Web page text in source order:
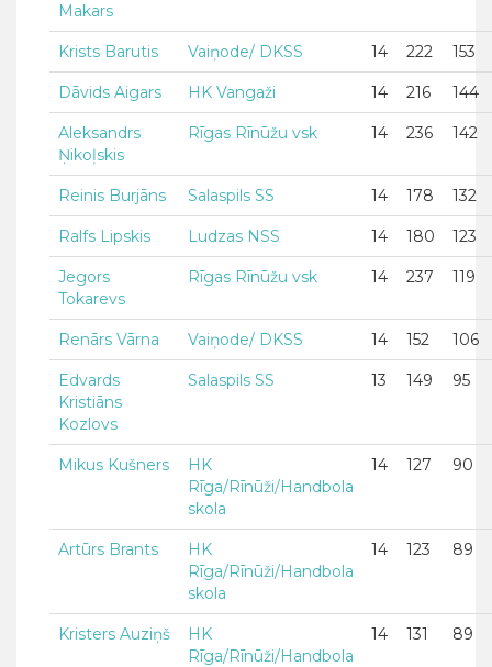
Makars
Krists Barutis Vaiņode/ DKSS 14 222 153
Dāvids Aigars HK Vangaži 14 216 144
Aleksandrs
Ņikoļskis
Rīgas Rīnūžu vsk 14 236 142
Reinis Burjāns Salaspils SS 14 178 132
Ralfs Lipskis Ludzas NSS 14 180 123
Jegors
Tokarevs
Rīgas Rīnūžu vsk 14 237 119
Renārs Vārna Vaiņode/ DKSS 14 152 106
Edvards
Kristiāns
Kozlovs
Salaspils SS 13 149 95
Mikus Kušners
HK
Rīga/Rīnūži/Handbola
skola
14 127 90
Artūrs Brants
HK
Rīga/Rīnūži/Handbola
skola
14 123 89
Kristers Auziņš
HK
Rīga/Rīnūži/Handbola
14 131 89